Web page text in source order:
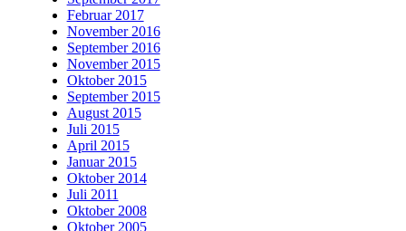
Februar 2017
November 2016
September 2016
November 2015
Oktober 2015
September 2015
August 2015
Juli 2015
April 2015
Januar 2015
Oktober 2014
Juli 2011
Oktober 2008
Oktober 2005